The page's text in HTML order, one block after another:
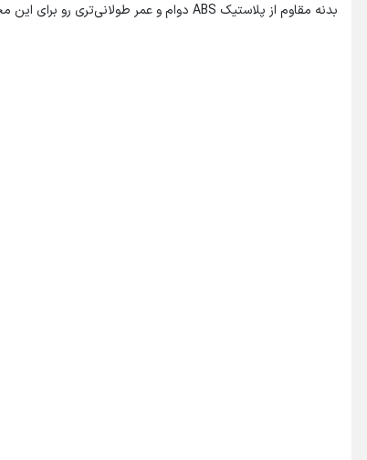
بدنه مقاوم از پلاستیک ABS دوام و عمر طولانی‌تری رو برای این محصول فراهم می‌کنه.